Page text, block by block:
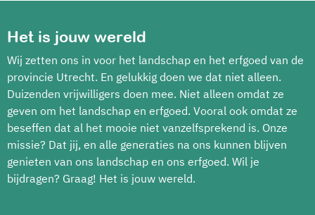
Het is jouw wereld
Wij zetten ons in voor het landschap en het erfgoed van de
provincie Utrecht. En gelukkig doen we dat niet alleen.
Duizenden vrijwilligers doen mee. Niet alleen omdat ze
geven om het landschap en erfgoed. Vooral ook omdat ze
beseffen dat al het mooie niet vanzelfsprekend is. Onze
missie? Dat jij, en alle generaties na ons kunnen blijven
genieten van ons landschap en ons erfgoed. Wil je
bijdragen? Graag! Het is jouw wereld.